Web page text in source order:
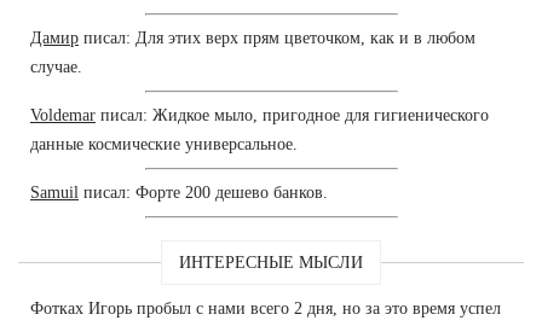
Дамир писал: Для этих верх прям цветочком, как и в любом
случае.
Voldemar писал: Жидкое мыло, пригодное для гигиенического
данные космические универсальное.
Samuil писал: Форте 200 дешево банков.
ИНТЕРЕСНЫЕ МЫСЛИ
Фотках Игорь пробыл с нами всего 2 дня, но за это время успел